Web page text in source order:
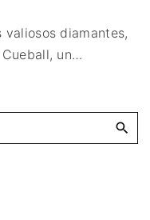
diamantes,
un…